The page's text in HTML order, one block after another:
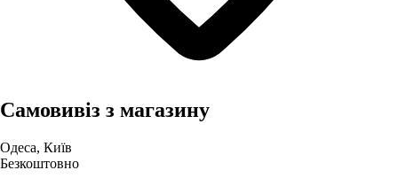
Самовивіз з магазину
Одеса, Київ
Безкоштовно